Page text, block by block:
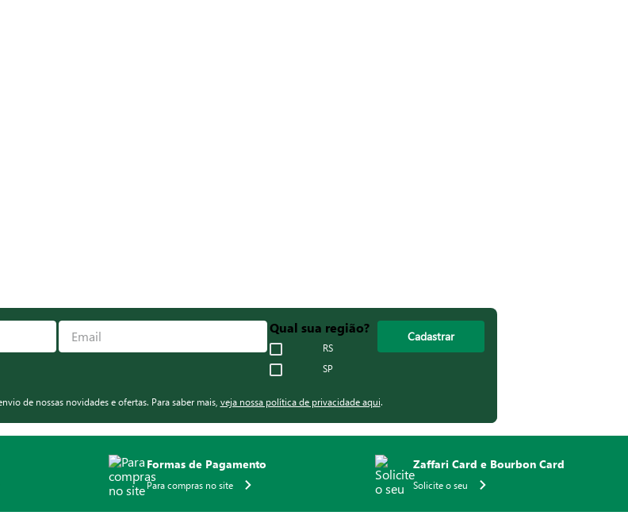
Qual sua região?
RS
SP
Cadastrar
de nossas novidades e ofertas. Para saber mais, veja nossa política de privacidade aqui.
Formas de Pagamento
Para compras no site
Zaffari Card e Bourbon Card
Solicite o seu